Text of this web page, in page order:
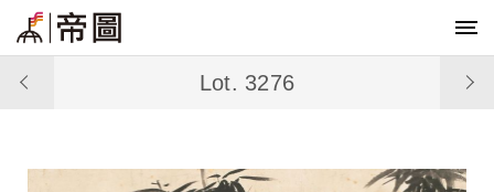
Lot. 3276